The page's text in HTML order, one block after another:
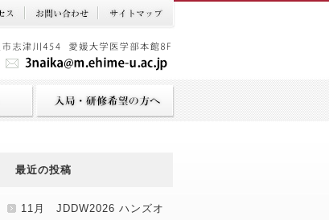
最近の投稿
11月 JDDW2026 ハンズオ